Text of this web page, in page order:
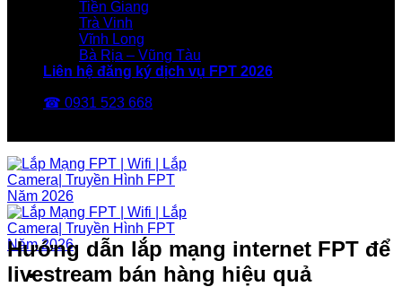
Tiền Giang
Trà Vinh
Vĩnh Long
Bà Rịa – Vũng Tàu
Liên hệ đăng ký dịch vụ FPT 2026
☎ 0931 523 668
Hướng dẫn lắp mạng internet FPT để
livestream bán hàng hiệu quả